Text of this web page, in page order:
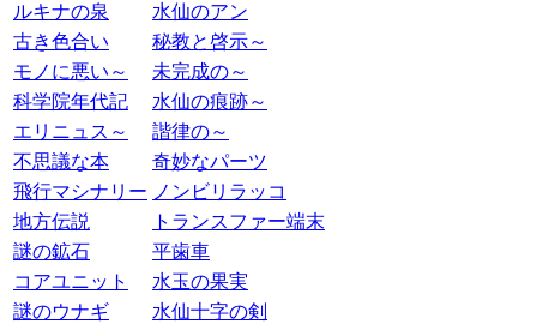
ルキナの泉
水仙のアン
古き色合い
秘教と啓示～
モノに悪い～
未完成の～
科学院年代記
水仙の痕跡～
エリニュス～
諧律の～
不思議な本
奇妙なパーツ
飛行マシナリー ノンビリラッコ
地方伝説
トランスファー端末
謎の鉱石
平歯車
コアユニット
水玉の果実
謎のウナギ
水仙十字の剣